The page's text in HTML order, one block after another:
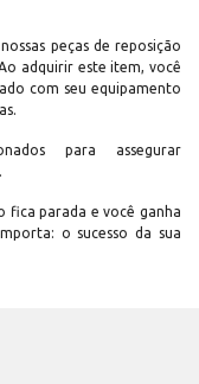
peças de reposição
adquirir este item, você
com seu equipamento
para assegurar
fica parada e você ganha
o sucesso da sua